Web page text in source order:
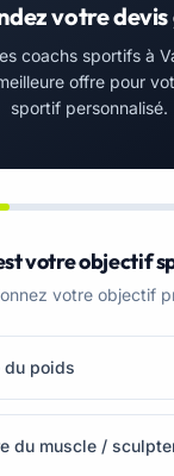
votre
coachs sportifs à
offre pour
sportif personnalisé.
votre objectif
votre objectif
du poids
du muscle /